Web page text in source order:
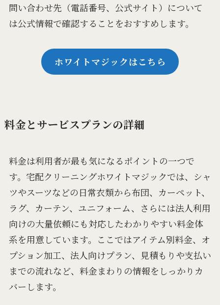
問い合わせ先（電話番号、公式サイト）について
は公式情報で確認することをおすすめします。
ホワイトマジックはこちら
料金とサービスプランの詳細
料金は利用者が最も気になるポイントの一つで
す。宅配クリーニングホワイトマジックでは、シャ
ツやスーツなどの日常衣類から布団、カーペット、
ラグ、カーテン、ユニフォーム、さらには法人利用
向けの大量依頼にも対応したわかりやすい料金体
系を用意しています。ここではアイテム別料金、オ
プション加工、法人向けプラン、見積もりや支払い
までの流れなど、料金まわりの情報をしっかりカ
バーします。